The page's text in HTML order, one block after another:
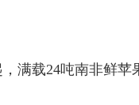
满载24吨南非鲜